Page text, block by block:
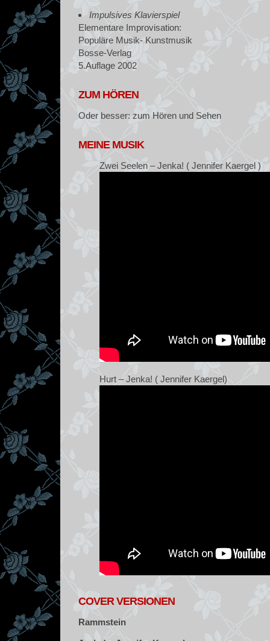
Impulsives Klavierspiel
Elementare Improvisation:
Populäre Musik- Kunstmusik
Bosse-Verlag
5.Auflage 2002
ZUM HÖREN
Oder besser: zum Hören und Sehen
MEINE MUSIK
Zwei Seelen – Jenka! ( Jennifer Kaergel )
Hurt – Jenka! ( Jennifer Kaergel)
COVER VERSIONEN
Rammstein